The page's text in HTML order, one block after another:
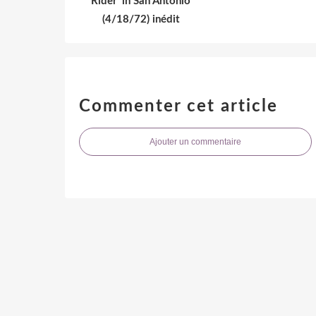
(4/18/72) inédit
Commenter cet article
Ajouter un commentaire